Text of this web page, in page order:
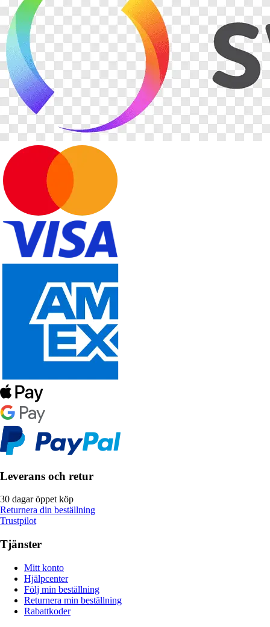
Leverans och retur
30 dagar öppet köp
Returnera din beställning
Trustpilot
Tjänster
Mitt konto
Hjälpcenter
Följ min beställning
Returnera min beställning
Rabattkoder